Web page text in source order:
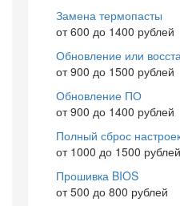
Замена термопасты
от 600 до 1400 рублей
Обновление или
от 900 до 1500 рублей
Обновление ПО
от 900 до 1400 рублей
Полный сброс
от 1000 до 1500 рублей
Прошивка BIOS
от 500 до 800 рублей